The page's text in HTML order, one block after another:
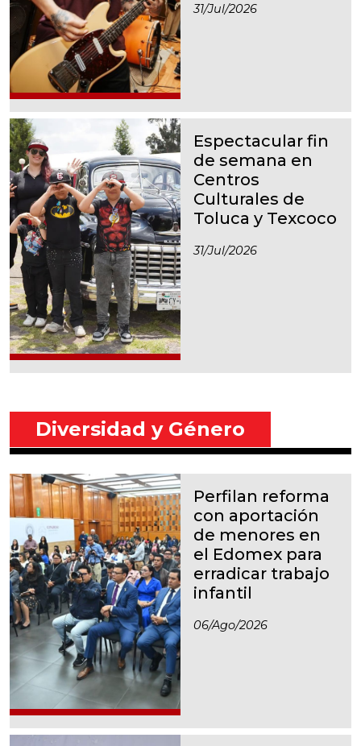
31/jul/2026
Espectacular fin
de semana en
Centros
Culturales de
Toluca y Texcoco
31/jul/2026
Diversidad y Género
Perfilan reforma
con aportación
de menores en
el Edomex para
erradicar trabajo
infantil
06/ago/2026